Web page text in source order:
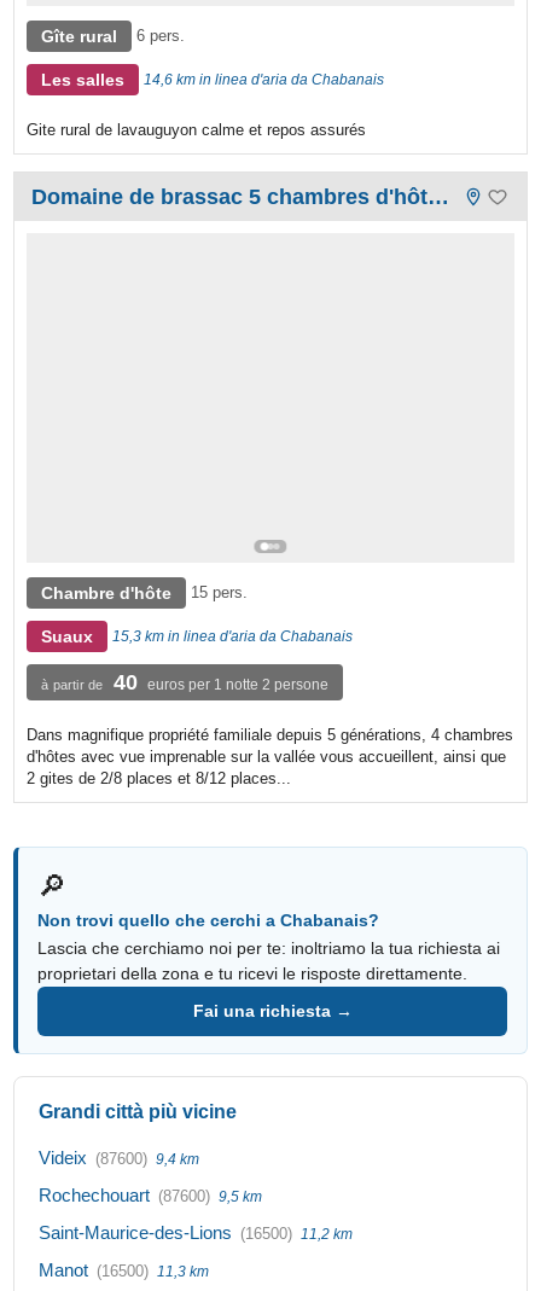
Gîte rural 6 pers.
Les salles 14,6 km in linea d'aria da Chabanais
Gite rural de lavauguyon calme et repos assurés
Domaine de brassac 5 chambres d'hôtes et 2 gites
Chambre d'hôte 15 pers.
Suaux 15,3 km in linea d'aria da Chabanais
à partir de 40 euros per 1 notte 2 persone
Dans magnifique propriété familiale depuis 5 générations, 4 chambres
d'hôtes avec vue imprenable sur la vallée vous accueillent, ainsi que
2 gites de 2/8 places et 8/12 places...
🔎
Non trovi quello che cerchi a Chabanais?
Lascia che cerchiamo noi per te: inoltriamo la tua richiesta ai
proprietari della zona e tu ricevi le risposte direttamente.
Fai una richiesta →
Grandi città più vicine
Videix (87600) 9,4 km
Rochechouart (87600) 9,5 km
Saint-Maurice-des-Lions (16500) 11,2 km
Manot (16500) 11,3 km